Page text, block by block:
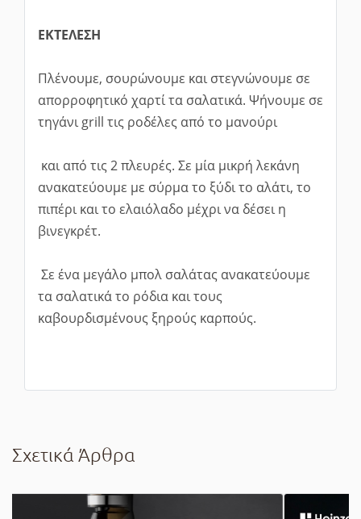
ΕΚΤΕΛΕΣΗ
Πλένουμε, σουρώνουμε και στεγνώνουμε σε
απορροφητικό χαρτί τα σαλατικά. Ψήνουμε σε
τηγάνι grill τις ροδέλες από το μανούρι
και από τις 2 πλευρές. Σε μία μικρή λεκάνη
ανακατεύουμε με σύρμα το ξύδι το αλάτι, το
πιπέρι και το ελαιόλαδο μέχρι να δέσει η
βινεγκρέτ.
Σε ένα μεγάλο μπολ σαλάτας ανακατεύουμε
τα σαλατικά το ρόδια και τους
καβουρδισμένους ξηρούς καρπούς.
Σχετικά Άρθρα